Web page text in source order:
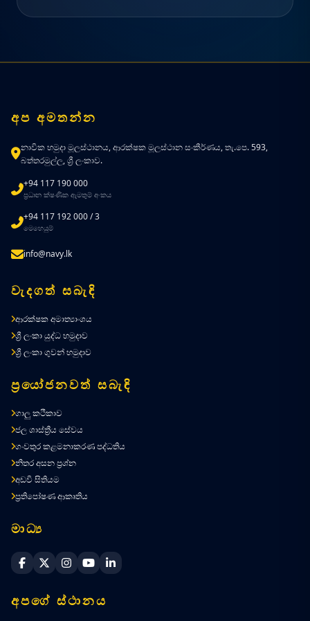
අප අමතන්න
නාවික හමුදා මූලස්ථානය, ආරක්ෂක මූලස්ථාන සංකීර්ණය, තැ.පෙ. 593,
බත්තරමුල්ල, ශ්‍රී ලංකාව.
+94 117 190 000
ප්‍රධාන ක්ෂණික ඇමතුම් අංකය
+94 117 192 000 / 3
මෙහෙයුම්
info@navy.lk
වැදගත් සබැඳි
ආරක්ෂක අමාත්‍යාංශය
ශ්‍රී ලංකා යුද්ධ හමුදාව
ශ්‍රී ලංකා ගුවන් හමුදාව
ප්‍රයෝජනවත් සබැඳි
ගාලු කථිකාව
ජල ශාස්ත්‍රීය සේවය
ගංවතුර කළමනාකරණ පද්ධතිය
නිතර අසන ප්‍රශ්න
අඩවි සිතියම
ප්‍රතිපෝෂණ ආකෘතිය
මාධ්‍ය
Sri Lanka Navy Facebook
Sri Lanka Navy X
Sri Lanka Navy Instagram
Sri Lanka Navy YouTube
Sri Lanka Navy LinkedIn
අපගේ ස්ථානය